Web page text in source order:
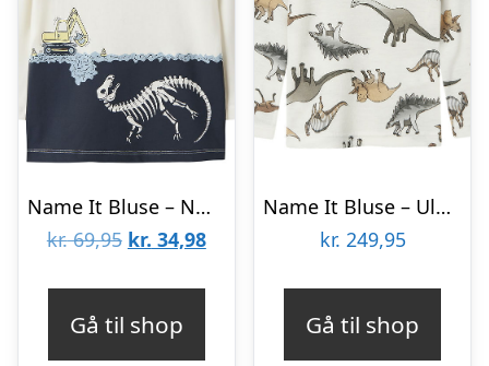
Name It Bluse – NmmVilasse – Cloud Dancer/Dino Excavator
kr.69,95 Den
kr. 34,98Den
Gå til shop
Name It Bluse – Uld – Noos – NmmWillitus – Snow White m. Dinoer
kr. 249,95
Gå til shop